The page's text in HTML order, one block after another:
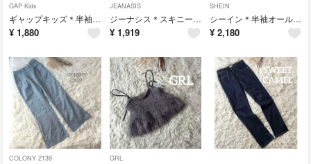
GAP Kids
ギャップキッズ＊半袖ポロシャツ ネイビー 男の子 お呼ばれお出かけ 夏 お洒落
¥ 1,880
JEANASIS
ジーナシス＊スキニーパンツ グレー S 美脚細見え カジュアル 夏 お洒落
¥ 1,919
SHEIN
シーイン＊半袖オールインワン ベージュ フリル 可愛い 綺麗め大きい お呼ばれ
¥ 2,180
COLONY 2139 GRL